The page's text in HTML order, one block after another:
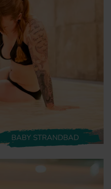
BABY STRANDBAD